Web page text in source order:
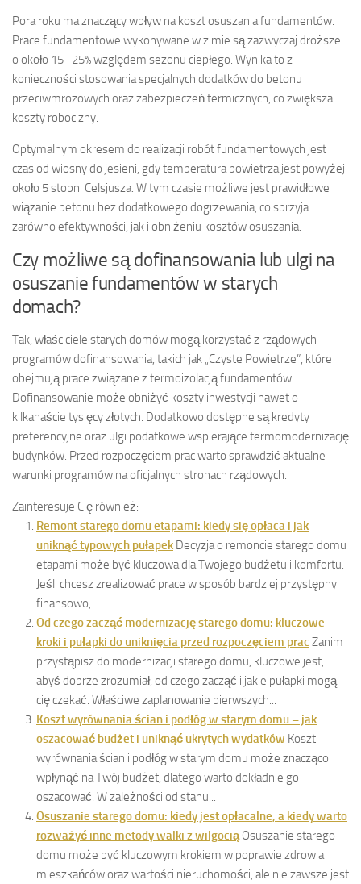
Pora roku ma znaczący wpływ na koszt osuszania fundamentów.
Prace fundamentowe wykonywane w zimie są zazwyczaj droższe
o około 15–25% względem sezonu ciepłego. Wynika to z
konieczności stosowania specjalnych dodatków do betonu
przeciwmrozowych oraz zabezpieczeń termicznych, co zwiększa
koszty robocizny.
Optymalnym okresem do realizacji robót fundamentowych jest
czas od wiosny do jesieni, gdy temperatura powietrza jest powyżej
około 5 stopni Celsjusza. W tym czasie możliwe jest prawidłowe
wiązanie betonu bez dodatkowego dogrzewania, co sprzyja
zarówno efektywności, jak i obniżeniu kosztów osuszania.
Czy możliwe są dofinansowania lub ulgi na
osuszanie fundamentów w starych
domach?
Tak, właściciele starych domów mogą korzystać z rządowych
programów dofinansowania, takich jak „Czyste Powietrze”, które
obejmują prace związane z termoizolacją fundamentów.
Dofinansowanie może obniżyć koszty inwestycji nawet o
kilkanaście tysięcy złotych. Dodatkowo dostępne są kredyty
preferencyjne oraz ulgi podatkowe wspierające termomodernizację
budynków. Przed rozpoczęciem prac warto sprawdzić aktualne
warunki programów na oficjalnych stronach rządowych.
Zainteresuje Cię również:
Remont starego domu etapami: kiedy się opłaca i jak
uniknąć typowych pułapek Decyzja o remoncie starego domu
etapami może być kluczowa dla Twojego budżetu i komfortu.
Jeśli chcesz zrealizować prace w sposób bardziej przystępny
finansowo,...
Od czego zacząć modernizację starego domu: kluczowe
kroki i pułapki do uniknięcia przed rozpoczęciem prac Zanim
przystąpisz do modernizacji starego domu, kluczowe jest,
abyś dobrze zrozumiał, od czego zacząć i jakie pułapki mogą
cię czekać. Właściwe zaplanowanie pierwszych...
Koszt wyrównania ścian i podłóg w starym domu – jak
oszacować budżet i uniknąć ukrytych wydatków Koszt
wyrównania ścian i podłóg w starym domu może znacząco
wpłynąć na Twój budżet, dlatego warto dokładnie go
oszacować. W zależności od stanu...
Osuszanie starego domu: kiedy jest opłacalne, a kiedy warto
rozważyć inne metody walki z wilgocią Osuszanie starego
domu może być kluczowym krokiem w poprawie zdrowia
mieszkańców oraz wartości nieruchomości, ale nie zawsze jest